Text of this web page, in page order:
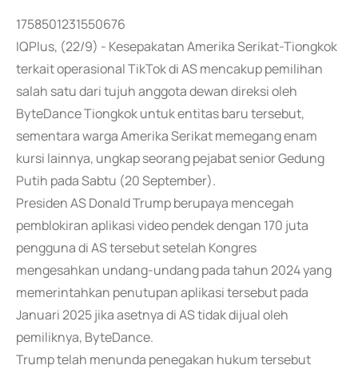
1758501231550676
IQPlus, (22/9) - Kesepakatan Amerika Serikat-Tiongkok
terkait operasional TikTok di AS mencakup pemilihan
salah satu dari tujuh anggota dewan direksi oleh
ByteDance Tiongkok untuk entitas baru tersebut,
sementara warga Amerika Serikat memegang enam
kursi lainnya, ungkap seorang pejabat senior Gedung
Putih pada Sabtu (20 September).
Presiden AS Donald Trump berupaya mencegah
pemblokiran aplikasi video pendek dengan 170 juta
pengguna di AS tersebut setelah Kongres
mengesahkan undang-undang pada tahun 2024 yang
memerintahkan penutupan aplikasi tersebut pada
Januari 2025 jika asetnya di AS tidak dijual oleh
pemiliknya, ByteDance.
Trump telah menunda penegakan hukum tersebut